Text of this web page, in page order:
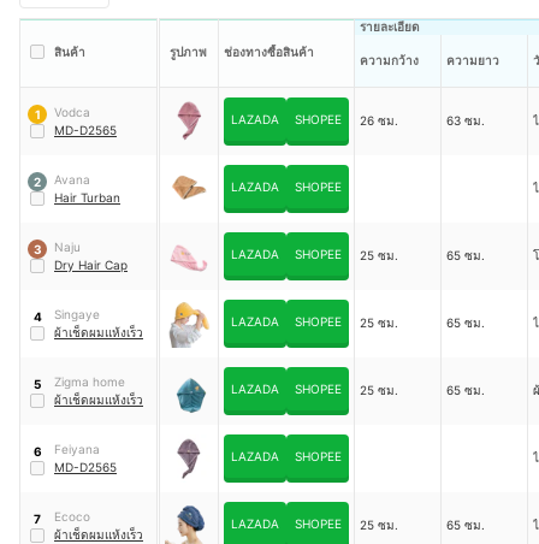
สินค้า รูปภาพ ช่องทางซื้อสินค้า
รายละเอียด
ความกว้าง ความยาว
1
Vodca
MD-D2565
LAZADA SHOPEE 26 ซม. 63 ซม.
2
Avana
Hair Turban
LAZADA SHOPEE
3
Naju
Dry Hair Cap
LAZADA SHOPEE 25 ซม. 65 ซม.
4
Singaye
ผ้าเช็ดผมแห้งเร็ว
LAZADA SHOPEE 25 ซม. 65 ซม.
5
Zigma home
ผ้าเช็ดผมแห้งเร็ว
LAZADA SHOPEE 25 ซม. 65 ซม.
6
Feiyana
MD-D2565
LAZADA SHOPEE
7
Ecoco
ผ้าเช็ดผมแห้งเร็ว
LAZADA SHOPEE 25 ซม. 65 ซม.